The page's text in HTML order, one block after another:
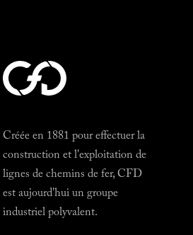
Créée en 1881 pour effectuer la
construction et l'exploitation de
lignes de chemins de fer, CFD
est aujourd'hui un groupe
industriel polyvalent.